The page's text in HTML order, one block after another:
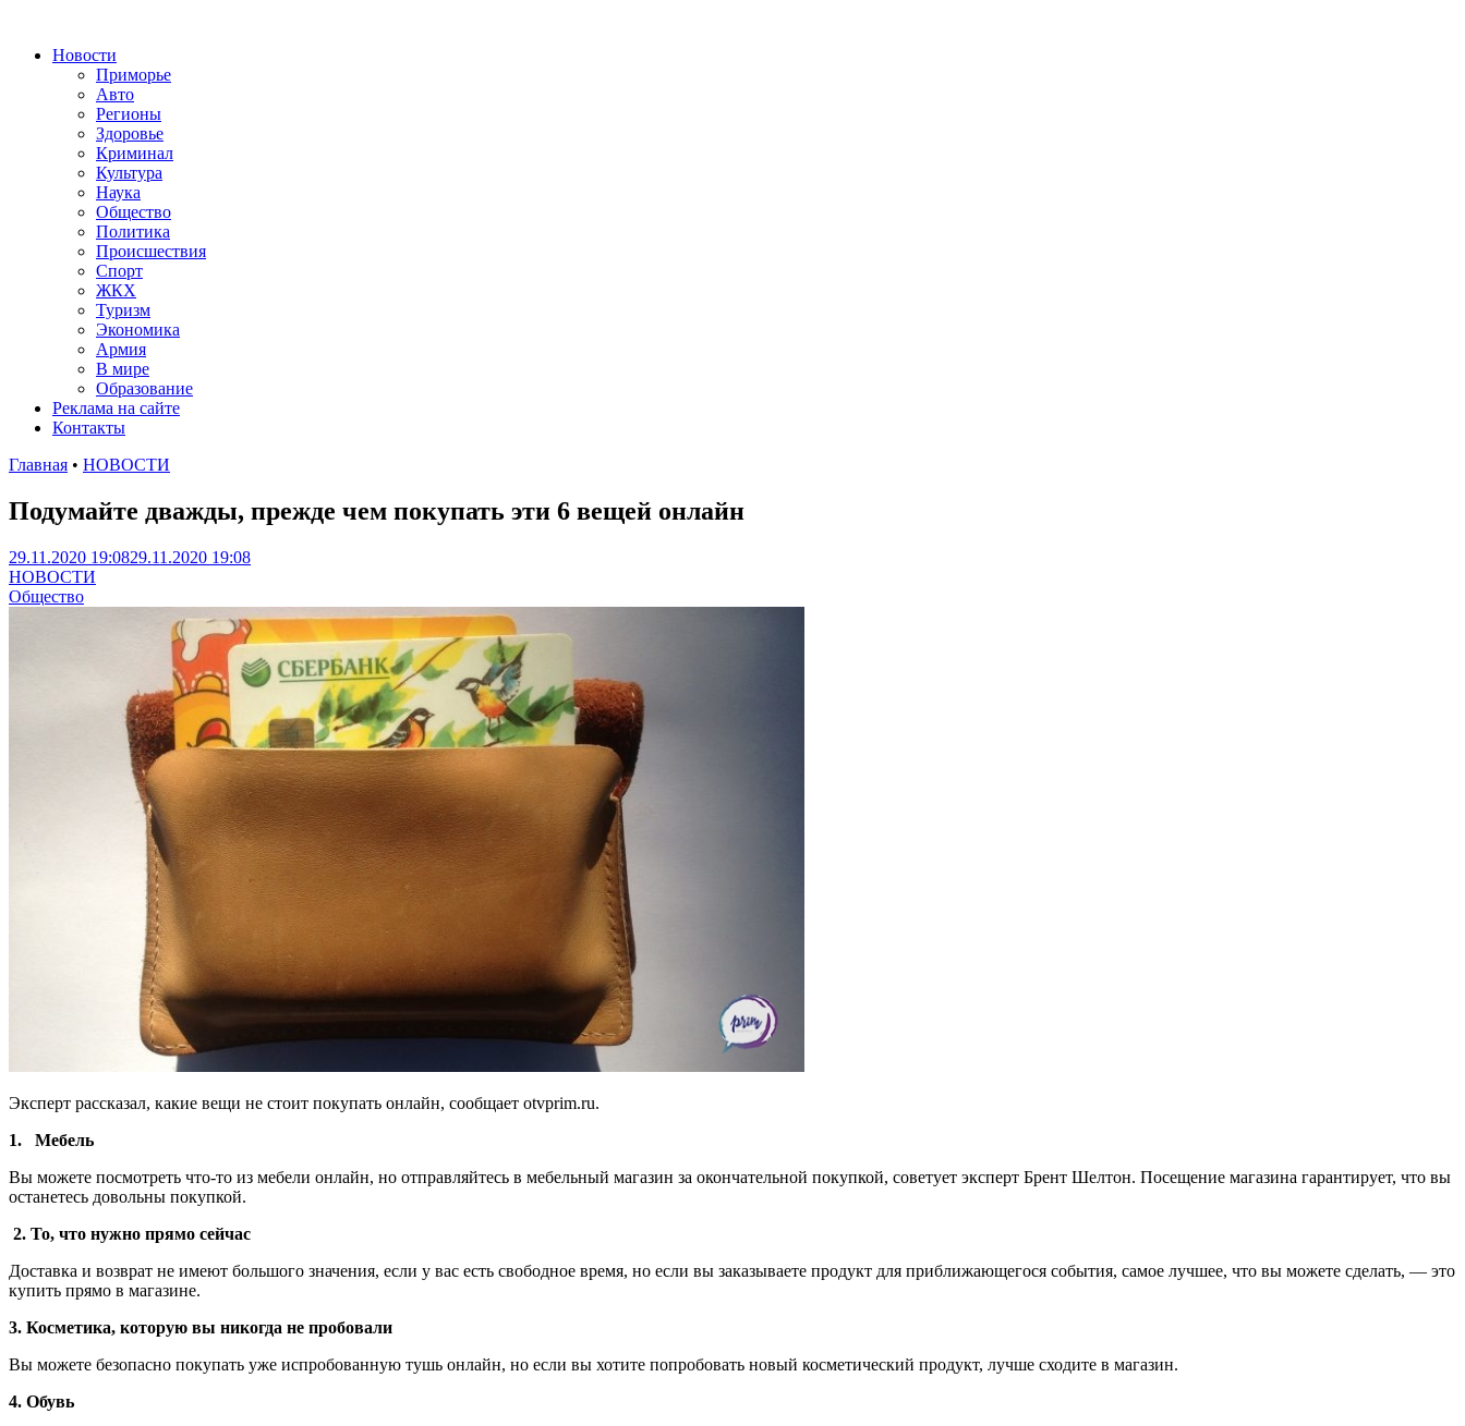
Новости
Приморье
Авто
Регионы
Здоровье
Криминал
Культура
Наука
Общество
Политика
Происшествия
Спорт
ЖКХ
Туризм
Экономика
Армия
В мире
Образование
Реклама на сайте
Контакты
Главная • НОВОСТИ
Подумайте дважды, прежде чем покупать эти 6 вещей онлайн
29.11.2020 19:0829.11.2020 19:08
НОВОСТИ
Общество
Эксперт рассказал, какие вещи не стоит покупать онлайн, сообщает otvprim.ru.
1. Мебель
Вы можете посмотреть что-то из мебели онлайн, но отправляйтесь в мебельный магазин за окончательной покупкой, советует эксперт Брент Шелтон. Посещение магазина гарантирует, что вы
останетесь довольны покупкой.
2. То, что нужно прямо сейчас
Доставка и возврат не имеют большого значения, если у вас есть свободное время, но если вы заказываете продукт для приближающегося события, самое лучшее, что вы можете сделать, — это
купить прямо в магазине.
3. Косметика, которую вы никогда не пробовали
Вы можете безопасно покупать уже испробованную тушь онлайн, но если вы хотите попробовать новый косметический продукт, лучше сходите в магазин.
4. Обувь